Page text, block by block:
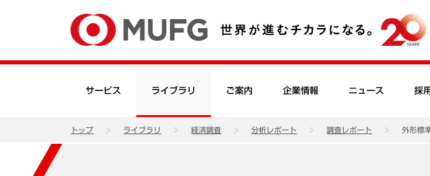
サービス ライブラリ ご案内 企業情報 ニュース 採
トップ ライブラリ 経済調査 分析レポート 調査レポート 外形標